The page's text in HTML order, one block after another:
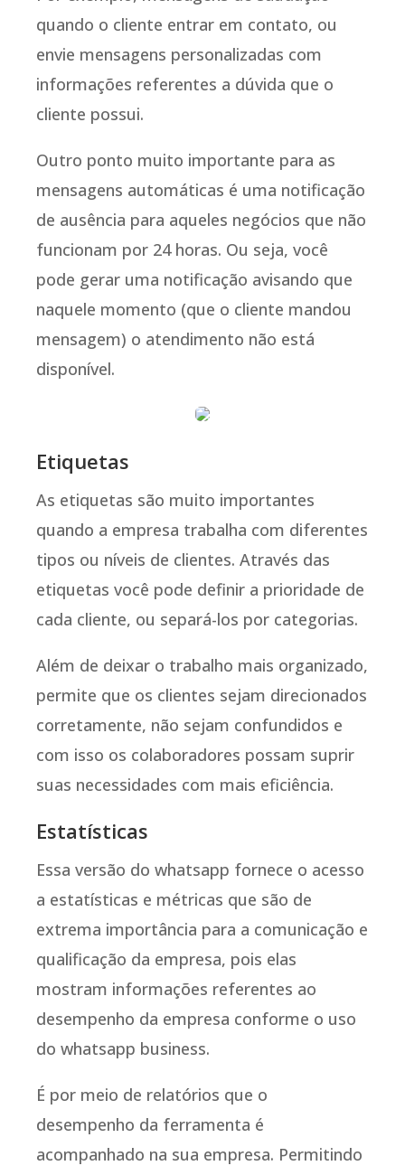
quando o cliente entrar em contato, ou
envie mensagens personalizadas com
informações referentes a dúvida que o
cliente possui.
Outro ponto muito importante para as
mensagens automáticas é uma notificação
de ausência para aqueles negócios que não
funcionam por 24 horas. Ou seja, você
pode gerar uma notificação avisando que
naquele momento (que o cliente mandou
mensagem) o atendimento não está
disponível.
Etiquetas
As etiquetas são muito importantes
quando a empresa trabalha com diferentes
tipos ou níveis de clientes. Através das
etiquetas você pode definir a prioridade de
cada cliente, ou separá-los por categorias.
Além de deixar o trabalho mais organizado,
permite que os clientes sejam direcionados
corretamente, não sejam confundidos e
com isso os colaboradores possam suprir
suas necessidades com mais eficiência.
Estatísticas
Essa versão do whatsapp fornece o acesso
a estatísticas e métricas que são de
extrema importância para a comunicação e
qualificação da empresa, pois elas
mostram informações referentes ao
desempenho da empresa conforme o uso
do whatsapp business.
É por meio de relatórios que o
desempenho da ferramenta é
acompanhado na sua empresa. Permitindo